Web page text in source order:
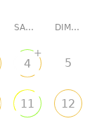
SAMEDI DIMANCHE
4
+
5
11 12